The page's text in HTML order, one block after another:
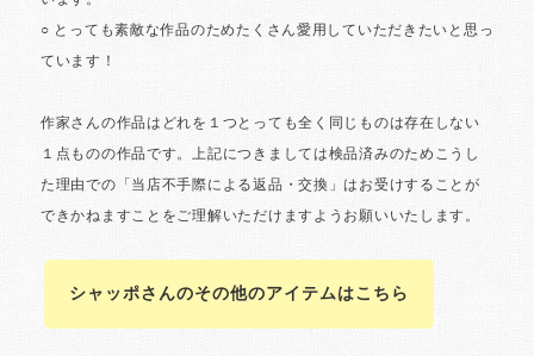
シャッポさんのその他のアイテムはこちら